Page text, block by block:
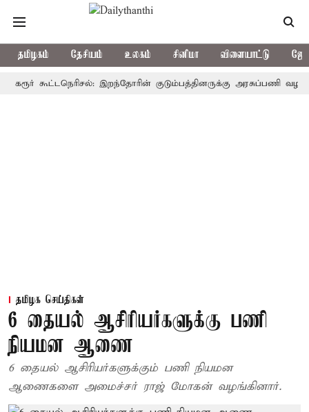
தமிழகம் தேசியம் உலகம் சினிமா விளையாட்டு
கூட்டநெரிசல்: இறந்தோரின் குடும்பத்தினருக்கு அரசுப்பணி வழக்கு;
தமிழக செய்திகள்
6 தையல் ஆசிரியர்களுக்கு பணி
நியமன ஆணை
6 தையல் ஆசிரியர்களுக்கும் பணி நியமன
ஆணைகளை அமைச்சர் ராஜ் மோகன் வழங்கினார்.